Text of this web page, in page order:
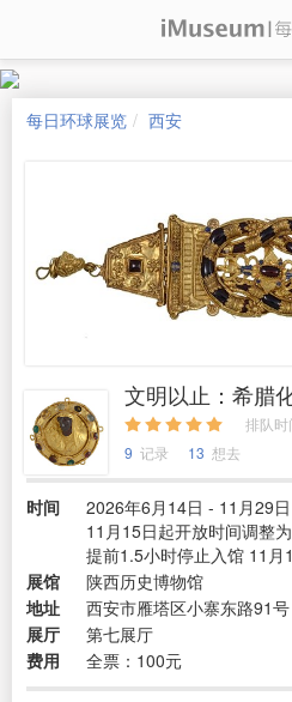
每日环球展览 西安
文明以止：希腊
排队时
9 记录 13 想去
时间
2026年6月14日 - 11月29
11月15日起开放时间调整
提前1.5小时停止入馆 11月
展馆
陕西历史博物馆
地址
西安市雁塔区小寨东路91号
展厅
第七展厅
费用
全票：100元